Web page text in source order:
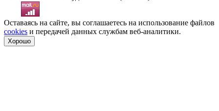
Оставаясь на сайте, вы соглашаетесь на использование файлов
cookies и передачей данных службам веб-аналитики.
Хорошо